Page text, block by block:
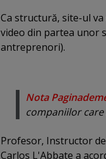
Ca structură, site-ul
video din partea unor
antreprenori).
Nota
companiilor
Profesor, Instructor
Carlos L'Abbate a